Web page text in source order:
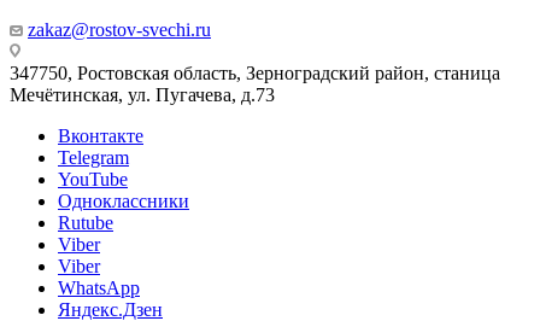
zakaz@rostov-svechi.ru
347750, Ростовская область, Зерноградский район, станица
Мечётинская, ул. Пугачева, д.73
Вконтакте
Telegram
YouTube
Одноклассники
Rutube
Viber
Viber
WhatsApp
Яндекс.Дзен